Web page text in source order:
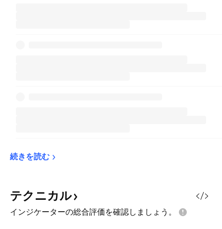
続きを読む
テクニカル
インジケーターの総合評価を確認しましょう。